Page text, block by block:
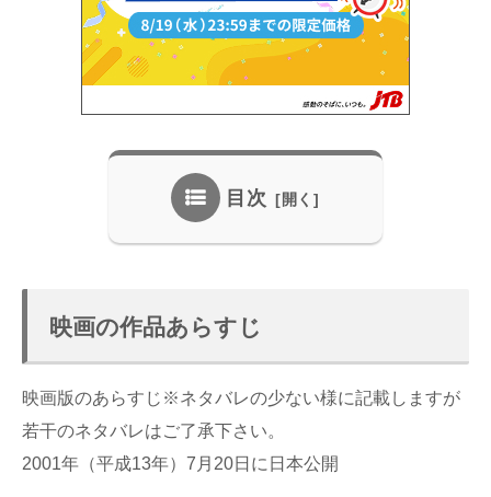
目次
映画の作品あらすじ
映画版のあらすじ※ネタバレの少ない様に記載しますが
若干のネタバレはご了承下さい。
2001年（平成13年）7月20日に日本公開